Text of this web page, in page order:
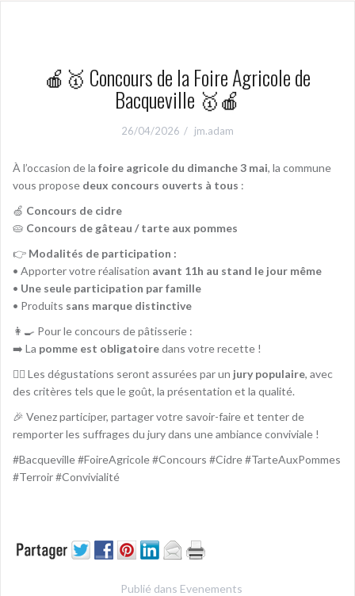
🍎🥇 Concours de la Foire Agricole de
Bacqueville 🥇🍎
26/04/2026 jm.adam
À l’occasion de la foire agricole du dimanche 3 mai, la commune
vous propose deux concours ouverts à tous :
🍏 Concours de cidre
🥧 Concours de gâteau / tarte aux pommes
👉 Modalités de participation :
• Apporter votre réalisation avant 11h au stand le jour même
• Une seule participation par famille
• Produits sans marque distinctive
👩‍🍳 Pour le concours de pâtisserie :
➡️ La pomme est obligatoiredans votre recette !
👨‍⚖️ Les dégustations seront assurées par un jury populaire, avec
des critères tels que le goût, la présentation et la qualité.
🎉 Venez participer, partager votre savoir-faire et tenter de
remporter les suffrages du jury dans une ambiance conviviale !
#Bacqueville #FoireAgricole #Concours #Cidre #TarteAuxPommes
#Terroir #Convivialité
Publié dans Evenements